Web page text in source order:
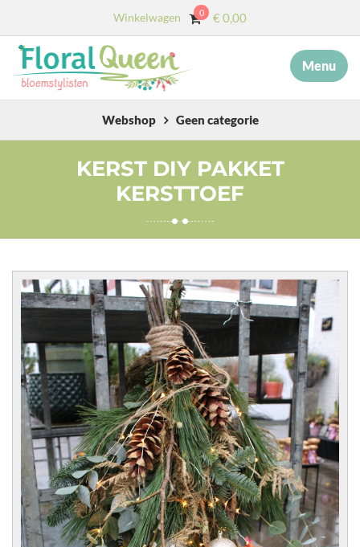
Winkelwagen 0 €0,00
Menu
Webshop Geen categorie
KERST DIY PAKKET
KERSTTOEF
MENU ×
AFSCHEID MET BLOEMEN
WEBSHOP
BLOG
CONTACT